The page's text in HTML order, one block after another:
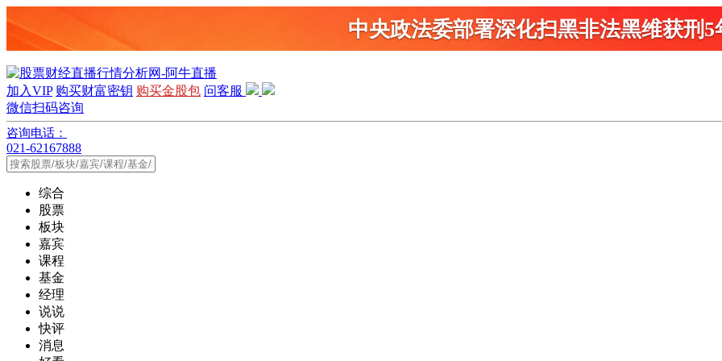
中央政法委部署深化扫黑非法黑维获刑5
加入VIP 购买财富密钥 购买金股包 问客服
微信扫码咨询
咨询电话：
021-62167888
综合
股票
板块
嘉宾
课程
基金
经理
说说
快评
消息